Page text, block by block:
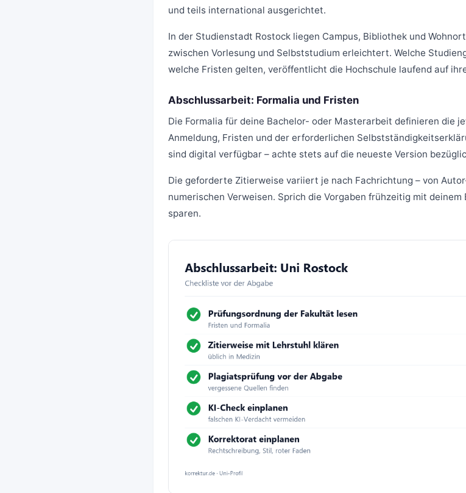
und teils international ausgerichtet.
In der Studienstadt Rostock liegen Campus, Bibliothek und
zwischen Vorlesung und Selbststudium erleichtert. Welche
welche Fristen gelten, veröffentlicht die Hochschule laufend auf
Abschlussarbeit: Formalia und Fristen
Die Formalia für deine Bachelor- oder Masterarbeit definieren die
Anmeldung, Fristen und der erforderlichen
sind digital verfügbar – achte stets auf die neueste Version
Die geforderte Zitierweise variiert je nach Fachrichtung – von
numerischen Verweisen. Sprich die Vorgaben frühzeitig mit
sparen.